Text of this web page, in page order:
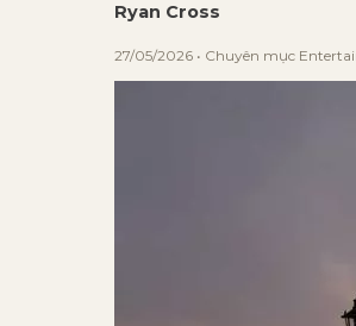
Ryan Cross
27/05/2026 • Chuyên mục